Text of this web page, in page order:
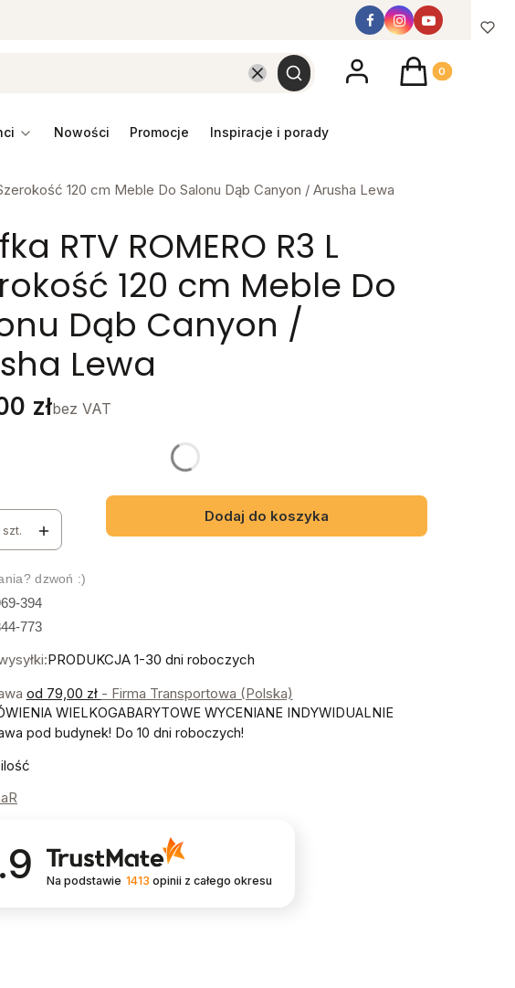
Wyczyść
Szukaj
Produkty w
promocje inspiracje i porady
120 cm Meble Do Salonu Dąb Canyon / Arusha Lewa
RTV ROMERO R3 L
120 cm Meble Do
Dąb Canyon /
Lewa
złbez VAT
warianty mogą różnić się ceną
szt.
Dodaj do koszyka
dzwoń :)
394
773
PRODUKCJA 1-30 dni roboczych
od 79,00 zł - Firma Transportowa (Polska)
WIELKOGABARYTOWE WYCENIANE INDYWIDUALNIE
pod budynek! Do 10 dni roboczych!
Na podstawie 1413 opinii z całego okresu